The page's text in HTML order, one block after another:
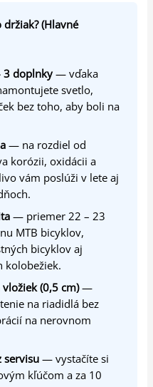
(Hlavné
3 doplnky — vďaka
svetlo,
bez toho, aby boli na
— na rozdiel od
korózii, oxidácii a
vám poslúži v lete aj
— priemer 22 – 23
MTB bicyklov,
bicyklov aj
kolobežiek.
(0,5 cm)—
na riadidlá bez
na nerovnom
servisu — vystačíte si
kľúčom a za 10